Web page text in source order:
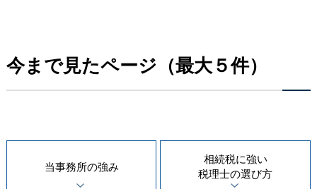
今まで見たページ（最大５件）
当事務所の強み
相続税に強い
税理士の選び方